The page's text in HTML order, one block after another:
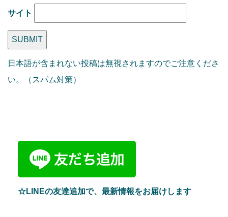
サイト
日本語が含まれない投稿は無視されますのでご注意くださ
い。（スパム対策）
☆LINEの友達追加で、最新情報をお届けします